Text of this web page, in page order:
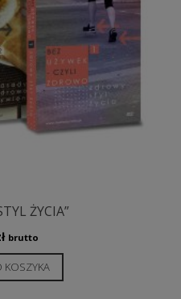
ŻYCIA”
brutto
KOSZYKA